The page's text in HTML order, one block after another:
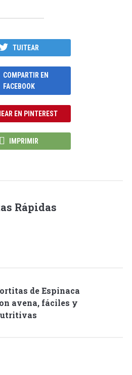
TUITEAR
COMPARTIR EN
FACEBOOK
EN PINTEREST
IMPRIMIR
Rápidas
de Espinaca
avena, fáciles y